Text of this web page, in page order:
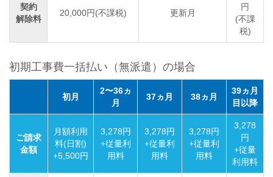
契約
解除料
20,000円(不課税) 更新月
円
(不課
税)
初期工事費一括払い（無派遣）の場合
初月
2〜36ヵ
月
37ヵ月 38ヵ月
39ヵ月
目以降
ご請求
金額
月額利用
料(日割)
+5,500円
3,278円
+従量利
用料
3,278円
+従量利
用料
3,278円
+従量利
用料
3,278
円
+従量
利用料